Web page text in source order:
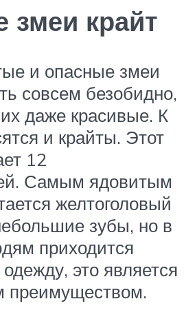
змеи крайт
и опасные змеи
совсем безобидно,
даже красивые. К
и крайты. Этот
12
Самым ядовитым
желтоголовый
зубы, но в
приходится
это является
преимуществом.